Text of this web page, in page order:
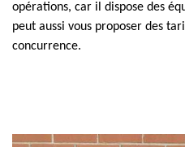
opérations, car il dispose des
peut aussi vous proposer des
concurrence.